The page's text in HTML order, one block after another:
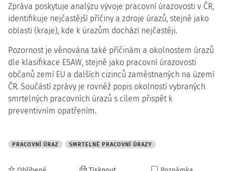
Zpráva poskytuje analýzu vývoje pracovní úrazovosti v ČR,
identifikuje nejčastější příčiny a zdroje úrazů, stejně jako
oblasti (kraje), kde k úrazům dochází nejčastěji.
Pozornost je věnována také příčinám a okolnostem úrazů
dle klasifikace ESAW, stejně jako pracovní úrazovosti
občanů zemí EU a dalších cizinců zaměstnaných na území
ČR. Součástí zprávy je rovněž popis okolností vybraných
smrtelných pracovních úrazů s cílem přispět k
preventivním opatřením.
PRACOVNÍ ÚRAZ SMRTELNÉ PRACOVNÍ ÚRAZY